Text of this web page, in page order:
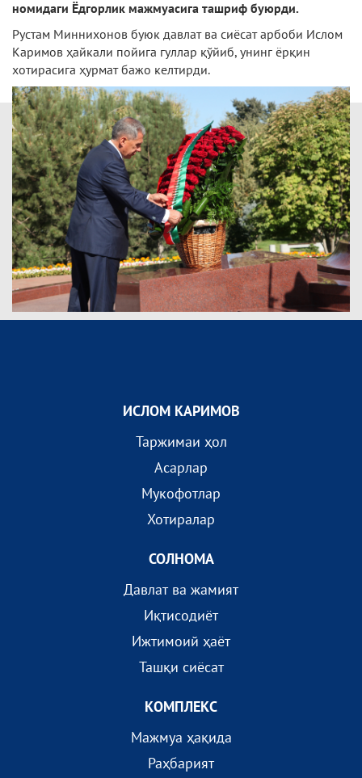
номидаги Ёдгорлик мажмуасига ташриф буюрди.
Рустам Миннихонов буюк давлат ва сиёсат арбоби Ислом
Каримов ҳайкали пойига гуллар қўйиб, унинг ёрқин
хотирасига ҳурмат бажо келтирди.
ИСЛОМ КАРИМОВ
Таржимаи ҳол
Асарлар
Мукофотлар
Хотиралар
СОЛНОМА
Давлат ва жамият
Иқтисодиёт
Ижтимоий ҳаёт
Ташқи сиёсат
КОМПЛEКС
Мажмуа ҳақида
Раҳбарият